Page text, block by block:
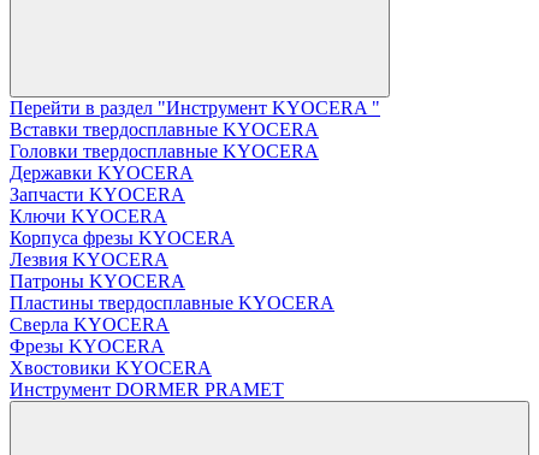
Перейти в раздел "Инструмент KYOCERA "
Вставки твердосплавные KYOCERA
Головки твердосплавные KYOCERA
Державки KYOCERA
Запчасти KYOCERA
Ключи KYOCERA
Корпуса фрезы KYOCERA
Лезвия KYOCERA
Патроны KYOCERA
Пластины твердосплавные KYOCERA
Сверла KYOCERA
Фрезы KYOCERA
Хвостовики KYOCERA
Инструмент DORMER PRAMET